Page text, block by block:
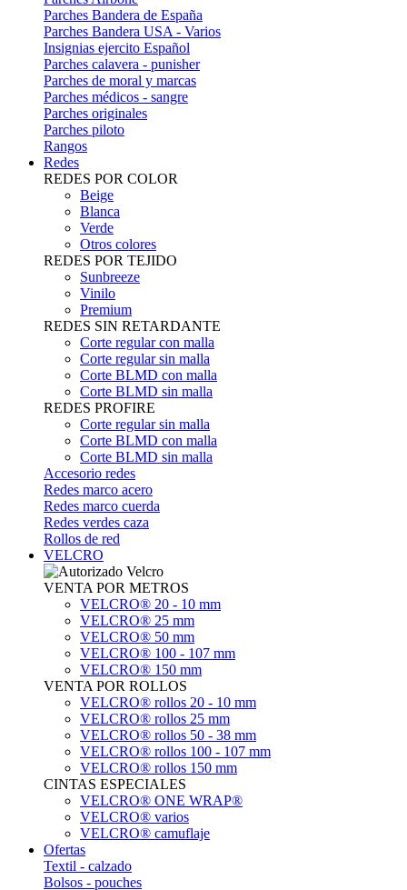
Parches Bandera de España
Parches Bandera USA - Varios
Insignias ejercito Español
Parches calavera - punisher
Parches de moral y marcas
Parches médicos - sangre
Parches originales
Parches piloto
Rangos
Redes
REDES POR COLOR
Beige
Blanca
Verde
Otros colores
REDES POR TEJIDO
Sunbreeze
Vinilo
Premium
REDES SIN RETARDANTE
Corte regular con malla
Corte regular sin malla
Corte BLMD con malla
Corte BLMD sin malla
REDES PROFIRE
Corte regular sin malla
Corte BLMD con malla
Corte BLMD sin malla
Accesorio redes
Redes marco acero
Redes marco cuerda
Redes verdes caza
Rollos de red
VELCRO
VENTA POR METROS
VELCRO® 20 - 10 mm
VELCRO® 25 mm
VELCRO® 50 mm
VELCRO® 100 - 107 mm
VELCRO® 150 mm
VENTA POR ROLLOS
VELCRO® rollos 20 - 10 mm
VELCRO® rollos 25 mm
VELCRO® rollos 50 - 38 mm
VELCRO® rollos 100 - 107 mm
VELCRO® rollos 150 mm
CINTAS ESPECIALES
VELCRO® ONE WRAP®
VELCRO® varios
VELCRO® camuflaje
Ofertas
Textil - calzado
Bolsos - pouches